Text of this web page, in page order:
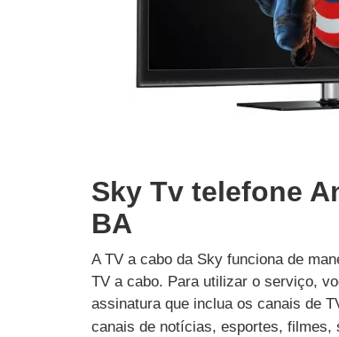
Sky Tv telefone
BA
A TV a cabo da Sky funciona de
TV a cabo. Para utilizar o serviço,
assinatura que inclua os canais de
canais de notícias, esportes, filmes,